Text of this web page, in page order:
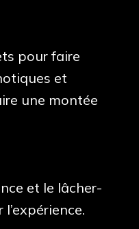
pour faire
et
une montée
et le lâcher-